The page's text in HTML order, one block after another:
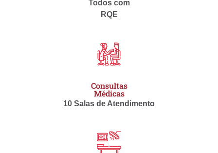
Todos com
RQE
Consultas
Médicas
10 Salas de Atendimento